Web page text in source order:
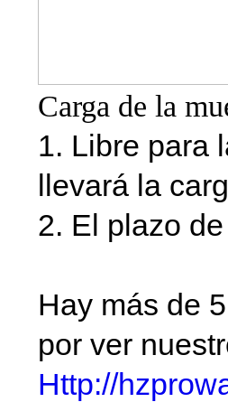
Carga de la
1. Libre para
llevará la
2. El plazo
Hay más de
por ver
Http://